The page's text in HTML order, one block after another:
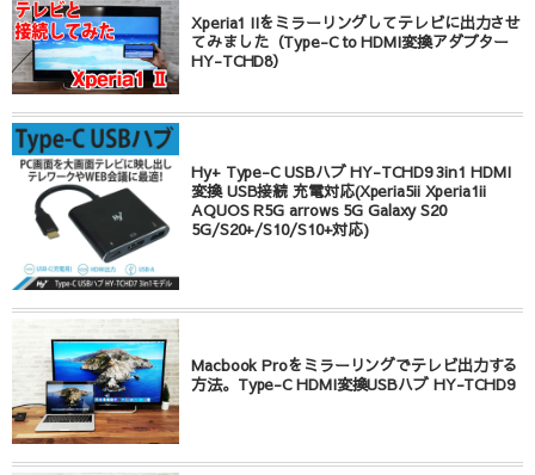
Xperia1 IIをミラーリングしてテレビに出力させ
てみました（Type-C to HDMI変換アダプター
HY-TCHD8）
Hy+ Type-C USBハブ HY-TCHD9 3in1 HDMI
変換 USB接続 充電対応(Xperia5ii Xperia1ii
AQUOS R5G arrows 5G Galaxy S20
5G/S20+/S10/S10+対応)
Macbook Proをミラーリングでテレビ出力する
方法。Type-C HDMI変換USBハブ HY-TCHD9